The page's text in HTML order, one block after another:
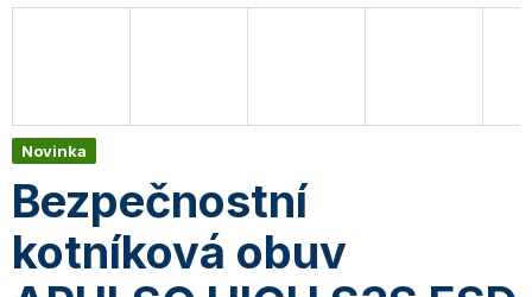
Novinka
Bezpečnostní
kotníková obuv